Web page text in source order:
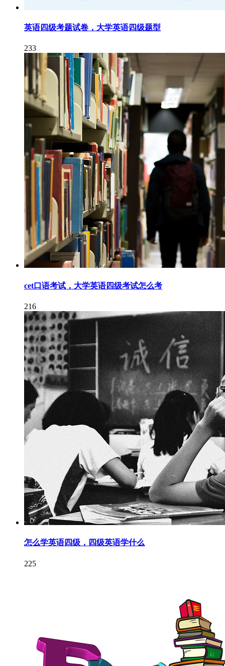
英语四级考题试卷，大学英语四级题型
233
cet口语考试，大学英语四级考试怎么考
216
怎么学英语四级，四级英语学什么
225